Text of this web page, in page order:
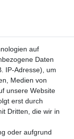
auf
Daten
IP-Adresse), um
Medien von
unsere Website
erst durch
Dritten, die wir in
oder aufgrund